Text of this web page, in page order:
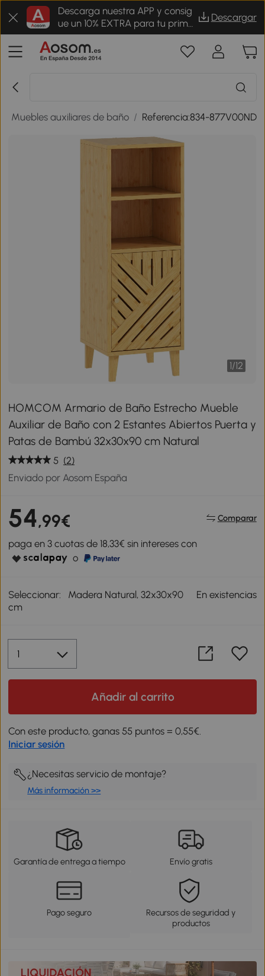
Descarga nuestra APP y consig
ue un 10% EXTRA para tu prime
r pedido
Descargar
Muebles auxiliares de baño / Referencia:834-877V00ND
1/12
HOMCOM Armario de Baño Estrecho Mueble
Auxiliar de Baño con 2 Estantes Abiertos Puerta y
Patas de Bambú 32x30x90 cm Natural
5 (2)
Enviado por Aosom España
54,99€ Comparar
paga en 3 cuotas de 18,33€ sin intereses con
o
Seleccionar:
Madera Natural, 32x30x90
cm
En existencias
Añadir al carrito
Con este producto, ganas 55 puntos = 0,55€.
Iniciar sesión
¿Necesitas servicio de montaje?
Más información >>
Garantía de entrega a tiempo Envío gratis
Pago seguro
Recursos de seguridad y
productos